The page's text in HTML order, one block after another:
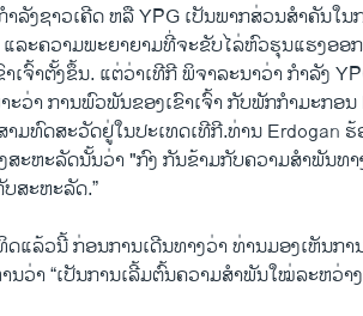
ລັງຊາວ​ເຄີ​ດ ຫລື YPG ​ເປັນພາກສ່ວນ​ສຳ​ຄັນ​ໃນ​
ລະ​ຄວາມ​ພະຍາຍາມ​ທີ່​ຈະ​ຂັບ​ໄລ່ຫົວ​ຮຸນ​ແຮງອອ
ເຈົ້າ​ຕັ້ງ​ຂຶ້ນ​. ​ແຕ່​ວ່າ​ເທີ​ກີ ພິຈາລະນາ​ວ່າ ກຳລັງ
ະວ່າ ​ການ​ພົວພັນ​ຂອງ​ເຂົາ​ເຈົ້າ ​ກັບພັກ​ກຳມະກອນ​
ມ​ທົດ​ສະ​ວັດ​ຢູ່​ໃນ​ປະ​ເທດເທີ​ກີ.ທ່ານ Erdogan
ສະຫະລັດນັ້ນວ່າ "​ກົງ ກັນຂ້າມ​ກັບ​ຄວາມ​ສຳ​ພັນທ
ສະຫະ​ລັດ.”
ແລ້ວ​ນີ້ ກ່ອນ​ການ​ເດີນທາງ​ວ່າ ທ່ານມອງ​ເຫັນ​ກາ
ນ​ວ່າ “​ເປັນ​ການ​ເລີ້ມ​ຕົ້ນຄວາມ​ສຳພັນ​ໃໝ່ລະຫວ່າ